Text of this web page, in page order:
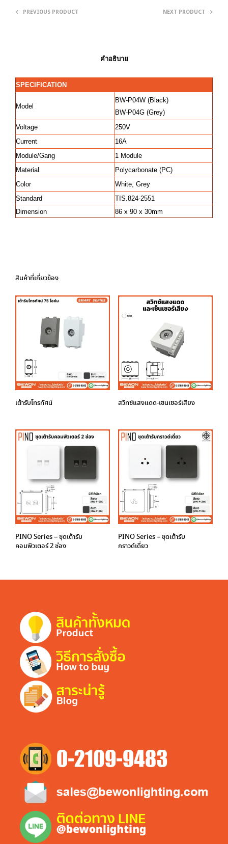
PREVIOUS PRODUCT NEXT PRODUCT
คำอธิบาย
SPECIFICATION
Model
BW-P04W (Black)
BW-P04G (Grey)
Voltage
250V
Current
16A
Module/Gang
1 Module
Material
Polycarbonate (PC)
Color
White, Grey
Standard
TIS.824-2551
Dimension
86 x 90 x 30mm
สินค้าที่เกี่ยวข้อง
เต้ารับโทรทัศน์ สวิทซ์แสงแดด-เซนเซอร์เสียง
PINO Series – ชุดเต้ารับ
คอมพิวเตอร์ 2 ช่อง
PINO Series – ชุดเต้ารับ
กราวด์เดี่ยว